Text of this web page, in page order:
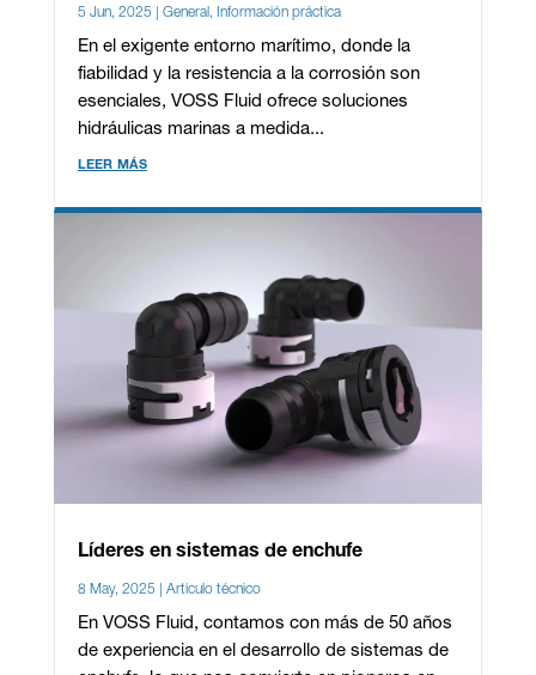
5 Jun, 2025 General , Información práctica
En el exigente entorno marítimo, donde la
fiabilidad y la resistencia a la corrosión son
esenciales, VOSS Fluid ofrece soluciones
hidráulicas marinas a medida...
leer más
Líderes en sistemas de enchufe
8 May, 2025 Artículo técnico
En VOSS Fluid, contamos con más de 50 años
de experiencia en el desarrollo de sistemas de